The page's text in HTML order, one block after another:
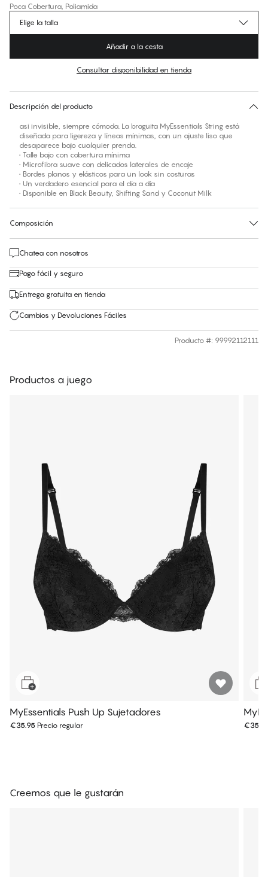
Poca Cobertura, Poliamida
€12.95 Precio regular
No hay talla sugerida para este artículo
Elige la talla
Añadir a la cesta
Consultar disponibilidad en tienda
Descripción del producto
asi invisible, siempre cómoda. La braguita MyEssentials String está
diseñada para ligereza y líneas mínimas, con un ajuste liso que
desaparece bajo cualquier prenda.
• Talle bajo con cobertura mínima
• Microfibra suave con delicados laterales de encaje
• Bordes planos y elásticos para un look sin costuras
• Un verdadero esencial para el día a día
• Disponible en Black Beauty, Shifting Sand y Coconut Milk
Composición
Chatea con nosotros
Pago fácil y seguro
Entrega gratuita en tienda
Cambios y Devoluciones Fáciles
Producto #: 99992112111
Productos a juego
MyEssentials Push Up Sujetadores
€35.95 Precio regular
Creemos que le gustarán